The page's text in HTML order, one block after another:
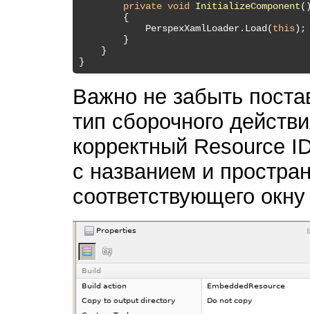
private void InitializeComponent(
        {
            PerspexXamlLoader.Load(
this);
        }
    }
Важно не забыть
тип сборочного
корректный Resource
с названием и
соответствующего